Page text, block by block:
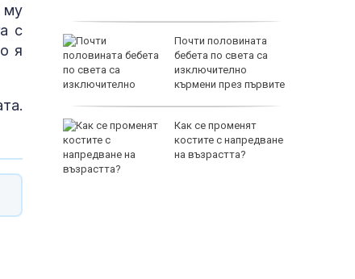
му
с
я
слаби
Почти половината
бебета по света са
изключително
кърмени през първите
Как се променят
костите с напредване
на възрастта?